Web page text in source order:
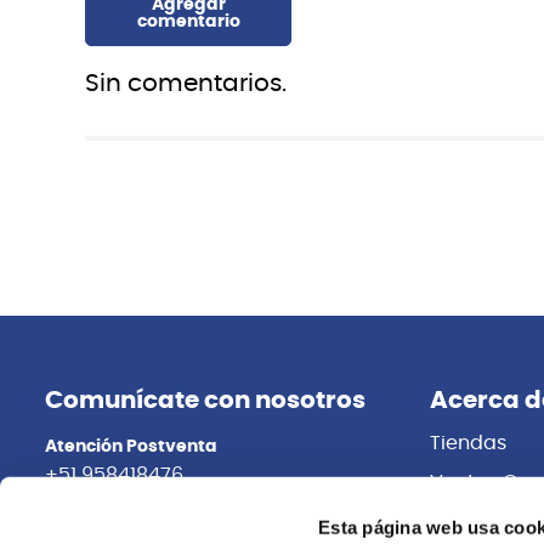
Esta página web usa
Sin comentarios.
Comunícate con nosotros
Atención Postventa
+51 958418476
Acerca
Tiendas
Ventas